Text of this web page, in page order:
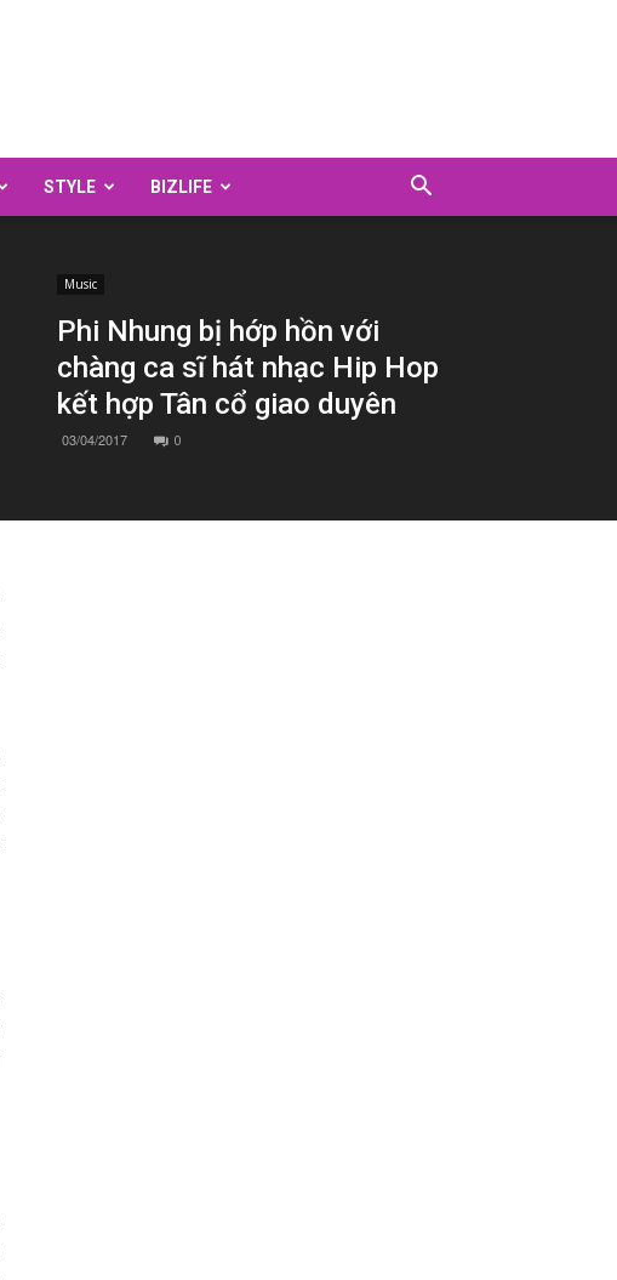
STYLE BIZLIFE
Music
Phi Nhung bị hớp hồn với
chàng ca sĩ hát nhạc Hip Hop
kết hợp Tân cổ giao duyên
03/04/2017 0